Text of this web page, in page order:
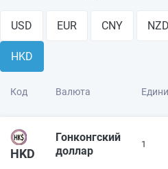
USD EUR CNY NZD
HKD
Код Валюта
HKD
Гонконгский
доллар
1